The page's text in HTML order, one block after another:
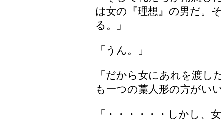
は女の『理想』の男だ。
る。」
「うん。」
「だから女にあれを渡し
も一つの藁人形の方がい
「・・・・・・しかし、